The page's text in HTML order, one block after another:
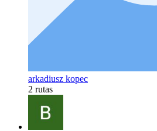
arkadiusz kopec
2 rutas